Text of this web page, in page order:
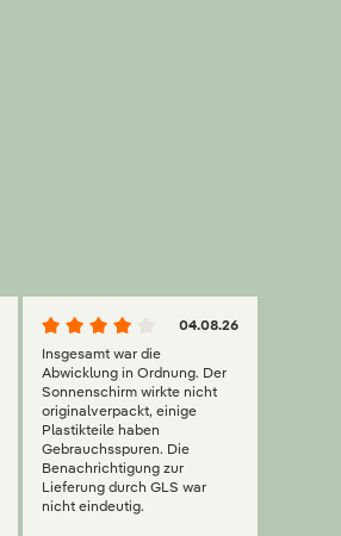
04.08.26
Insgesamt war die
Abwicklung in Ordnung. Der
Sonnenschirm wirkte nicht
originalverpackt, einige
Plastikteile haben
Gebrauchsspuren. Die
Benachrichtigung zur
Lieferung durch GLS war
nicht eindeutig.